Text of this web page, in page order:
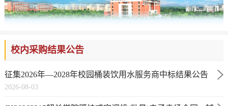
校内采购结果公告
征集2026年—2028年校园桶装饮用水服务商中标结果公告
2026-08-03